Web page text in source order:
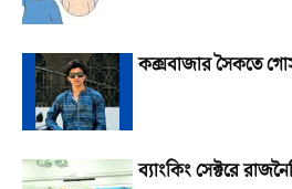
কক্সবাজার সৈকতে
ব্যাংকিং সেক্টরে